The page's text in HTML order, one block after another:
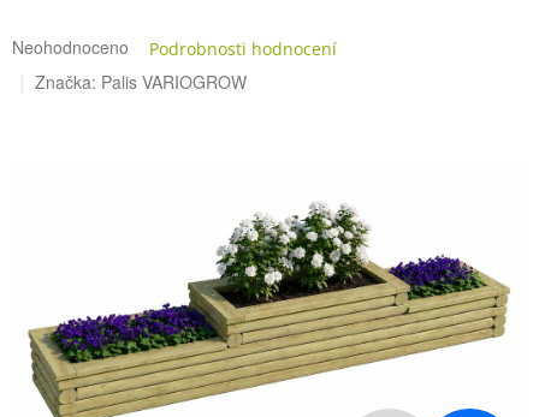
Průměrné
produktu
Neohodnoceno Podrobnosti hodnocení
Značka: Palis VARIOGROW